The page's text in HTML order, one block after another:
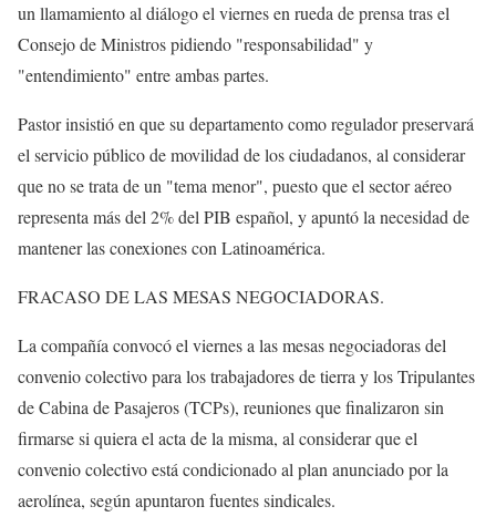
un llamamiento al diálogo el viernes en rueda de prensa tras el
Consejo de Ministros pidiendo "responsabilidad" y
"entendimiento" entre ambas partes.
Pastor insistió en que su departamento como regulador preservará
el servicio público de movilidad de los ciudadanos, al considerar
que no se trata de un "tema menor", puesto que el sector aéreo
representa más del 2% del PIB español, y apuntó la necesidad de
mantener las conexiones con Latinoamérica.
FRACASO DE LAS MESAS NEGOCIADORAS.
La compañía convocó el viernes a las mesas negociadoras del
convenio colectivo para los trabajadores de tierra y los Tripulantes
de Cabina de Pasajeros (TCPs), reuniones que finalizaron sin
firmarse si quiera el acta de la misma, al considerar que el
convenio colectivo está condicionado al plan anunciado por la
aerolínea, según apuntaron fuentes sindicales.